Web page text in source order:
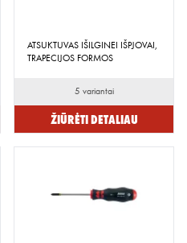
ATSUKTUVAS IŠILGINEI IŠPJOVAI,
TRAPECIJOS FORMOS
5 variantai
Žiūrėti detaliau